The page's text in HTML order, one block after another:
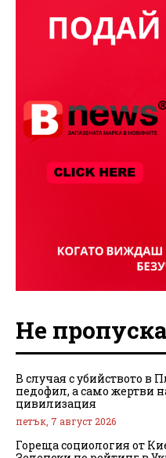
Не
В случая с убийството в
педофил, а само жертви
цивилизация
петък, 7 август 2026
Гореща социология от